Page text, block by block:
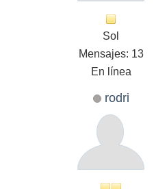
Sol
Mensajes: 13
En línea
rodri